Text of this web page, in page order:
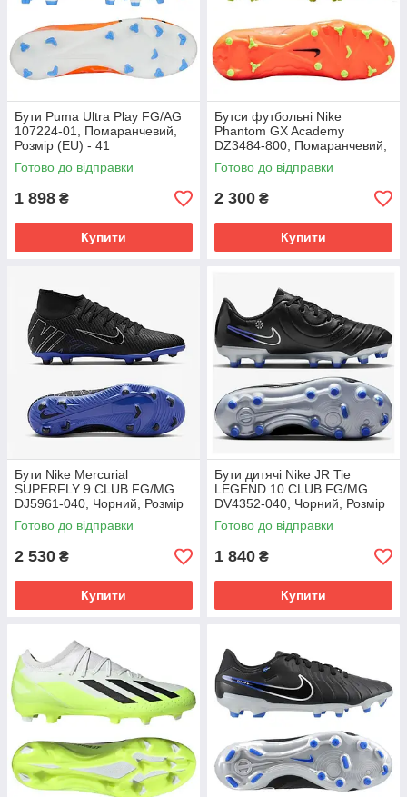
Бути Puma Ultra Play FG/AG
107224-01, Помаранчевий,
Розмір (EU) - 41
Готово до відправки
1 898 ₴
Купити
Бутси футбольні Nike
Phantom GX Academy
DZ3484-800, Помаранчевий,
Розмір (EU) - 39
Готово до відправки
2 300 ₴
Купити
Бути Nike Mercurial
SUPERFLY 9 CLUB FG/MG
DJ5961-040, Чорний, Розмір
(EU) - 42
Готово до відправки
2 530 ₴
Купити
Бути дитячі Nike JR Tie
LEGEND 10 CLUB FG/MG
DV4352-040, Чорний, Розмір
(EU) - 38.5
Готово до відправки
1 840 ₴
Купити